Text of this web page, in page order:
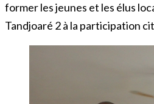
former les jeunes et les élus
Tandjoaré 2 à la participation